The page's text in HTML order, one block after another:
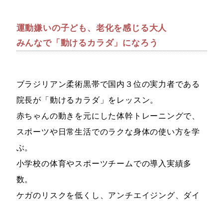
運動嫌いの子ども、老化を感じる大人
みんなで「動けるカラダ」になろう
ブラジリアン柔術黒帯で国内３位の実力者である
院長が「動けるカラダ」をレッスン。
赤ちゃんの動きを元にした体幹トレーニングで、
スポーツや日常生活でのラクな身体の使い方を学
ぶ。
小学校の体育やスポーツチームでの導入実績多
数。
ケガのリスクを低くし、アンチエイジング、ダイ